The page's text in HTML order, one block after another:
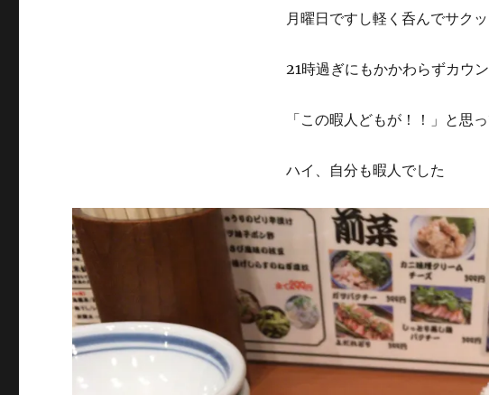
月曜日ですし軽く呑んでサク
21時過ぎにもかかわらずカウ
「この暇人どもが！！」と思
ハイ、自分も暇人でした